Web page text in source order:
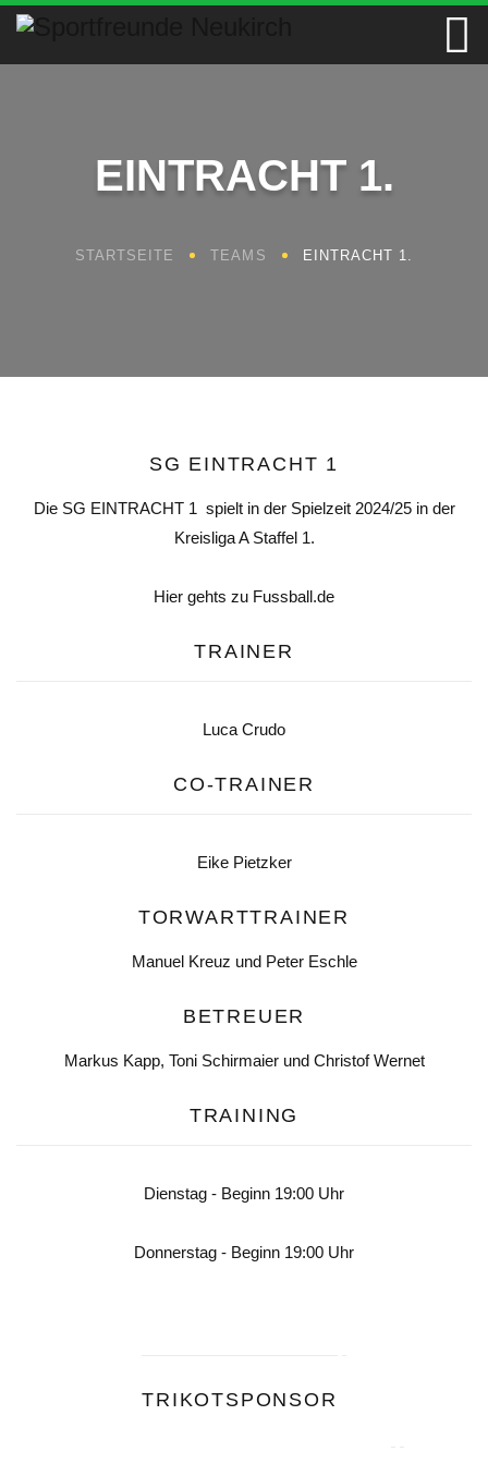
EINTRACHT 1.
STARTSEITE TEAMS EINTRACHT 1.
SG EINTRACHT 1
Die SG EINTRACHT 1 spielt in der Spielzeit 2024/25 in der
Kreisliga A Staffel 1.
Hier gehts zu Fussball.de
TRAINER
Luca Crudo
CO-TRAINER
Eike Pietzker
TORWARTTRAINER
Manuel Kreuz und Peter Eschle
BETREUER
Markus Kapp, Toni Schirmaier und Christof Wernet
TRAINING
Dienstag - Beginn 19:00 Uhr
Donnerstag - Beginn 19:00 Uhr
TRIKOTSPONSOR